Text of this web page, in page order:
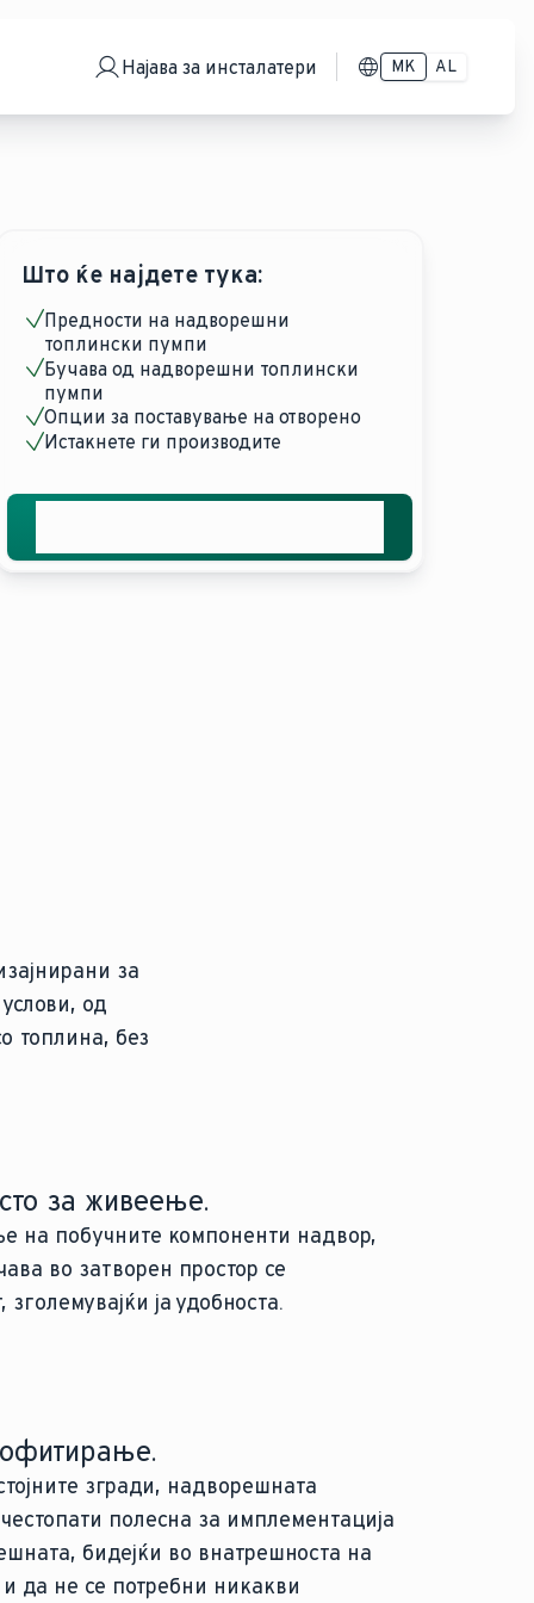
Најава за инсталатери MK AL
Што ќе најдете тука:
Предности на надворешни
топлински пумпи
Бучава од надворешни топлински
пумпи
Опции за поставување на отворено
Истакнете ги производите
за
од
топлина, без
за живеење.
на побучните компоненти надвор,
во затворен простор се
ја удобноста.
згради, надворешната
полесна за имплементација
бидејќи во внатрешноста на
да не се потребни никакви